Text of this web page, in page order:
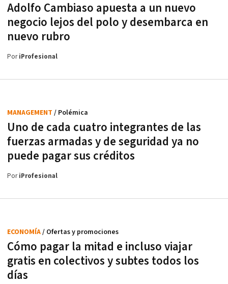
Adolfo Cambiaso apuesta a un nuevo
negocio lejos del polo y desembarca en
nuevo rubro
PoriProfesional
Uno de cada cuatro integrantes de las
fuerzas armadas y de seguridad ya no
puede pagar sus créditos
MANAGEMENT / Polémica
PoriProfesional
Cómo pagar la mitad e incluso viajar
gratis en colectivos y subtes todos los
días
ECONOMÍA/ Ofertas y promociones